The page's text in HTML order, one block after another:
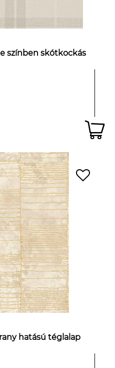
színben skótkockás
hatású téglalap